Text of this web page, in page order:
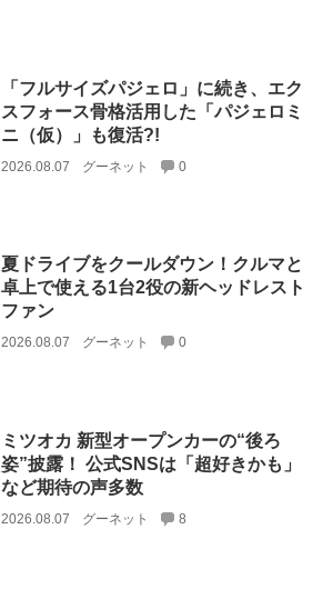
「フルサイズパジェロ」に続き、エク
スフォース骨格活用した「パジェロミ
ニ（仮）」も復活?!
2026.08.07 グーネット 0
夏ドライブをクールダウン！クルマと
卓上で使える1台2役の新ヘッドレスト
ファン
2026.08.07 グーネット 0
ミツオカ 新型オープンカーの“後ろ
姿”披露！ 公式SNSは「超好きかも」
など期待の声多数
2026.08.07 グーネット 8